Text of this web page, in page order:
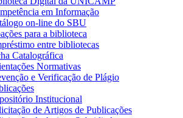
em Informação
on-line do SBU
para a biblioteca
entre bibliotecas
Catalográfica
Normativas
e Verificação de Plágio
Institucional
de Artigos de Publicações